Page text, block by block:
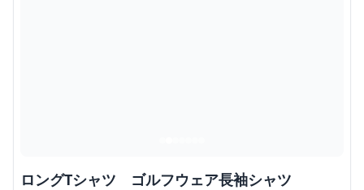
ロングTシャツ ゴルフウェア長袖シャツ